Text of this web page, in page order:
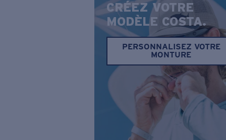
CRÉEZ VOTRE
MODÈLE COSTA.
PERSONNALISEZ VOTRE
MONTURE